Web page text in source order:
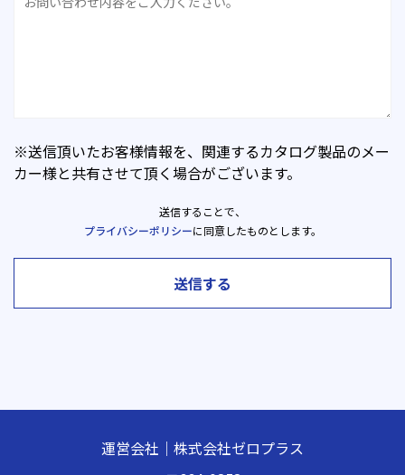
※送信頂いたお客様情報を、関連するカタログ製品のメー
カー様と共有させて頂く場合がございます。
送信することで、
プライバシーポリシーに同意したものとします。
送信する
運営会社｜株式会社ゼロプラス